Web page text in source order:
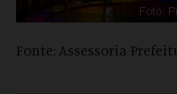
Fonte: Assessoria